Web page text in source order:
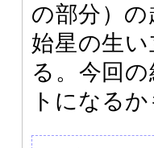
の部分）
始星の生
る。今回
トになるか